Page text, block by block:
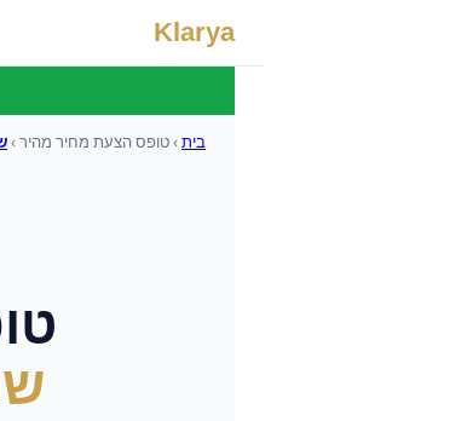
Klarya
בית›טופס הצעת מחיר מהיר›